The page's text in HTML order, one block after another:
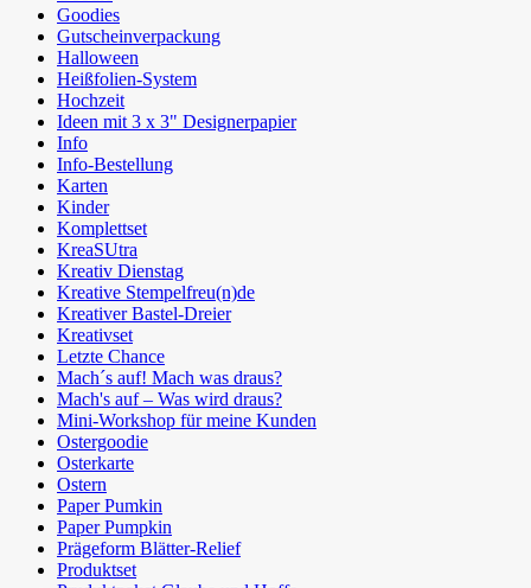
Goodies
Gutscheinverpackung
Halloween
Heißfolien-System
Hochzeit
Ideen mit 3 x 3" Designerpapier
Info
Info-Bestellung
Karten
Kinder
Komplettset
KreaSUtra
Kreativ Dienstag
Kreative Stempelfreu(n)de
Kreativer Bastel-Dreier
Kreativset
Letzte Chance
Mach´s auf! Mach was draus?
Mach's auf – Was wird draus?
Mini-Workshop für meine Kunden
Ostergoodie
Osterkarte
Ostern
Paper Pumkin
Paper Pumpkin
Prägeform Blätter-Relief
Produktset